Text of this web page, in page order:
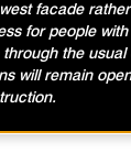
facade
for people
through the
will remain